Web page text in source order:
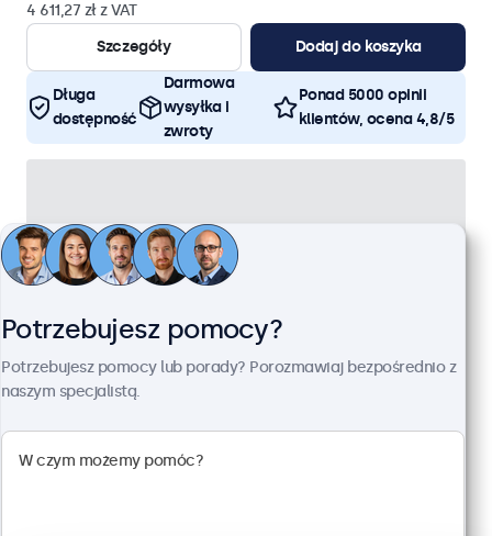
4 611,27 zł z VAT
Szczegóły
Dodaj do koszyka
Długa
dostępność
Darmowa
wysyłka i
zwroty
Ponad 5000 opinii
klientów, ocena 4,8/5
Potrzebujesz pomocy?
Potrzebujesz pomocy lub porady? Porozmawiaj bezpośrednio z
naszym specjalistą.